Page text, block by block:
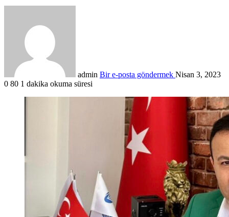
admin Bir e-posta göndermek Nisan 3, 2023
0 80 1 dakika okuma süresi